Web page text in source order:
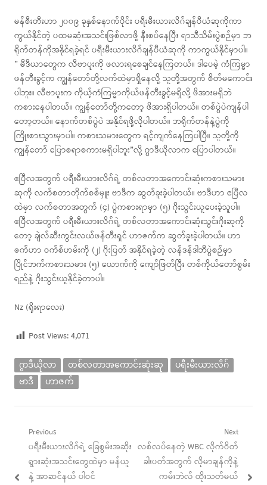
မန်စီးတီးဟာ ၂၀၀၉ ခုနှစ်နောက်ပိုင်း ပရီးမီးယားလိဂ်ချန်ပီယံဆုကိုကာ
ကွယ်နိုင်တဲ့ ပထမဆုံးအသင်းဖြစ်လာဖို့ နီးစပ်နေပြီး ရာသီသိမ်းပွဲစဉ်မှာ ဘ
ရိုက်တန်ကိုအနိုင်ရခဲ့ရင် ပရီးမီးယားလိဂ်ချန်ပီယံဆုကို ကာကွယ်နိုင်မှာပါ။
” မီဒီယာတွေက လီဗာပူးကို ဖလားရစေချင်နေကြတယ်။ ဒါပေမဲ့ ကံကြမ္မာ
ဖန်တီးခွင့်က ကျွန်တော်တို့လက်ထဲမှာရှိနေလို့ သူတို့အတွက် စိတ်မကောင်း
ပါဘူး။ လီဗာပူးက ကိုယ့်ကံကြမ္မာကိုယ်ဖန်တီးခွင့်မရှိလို့ ဖိအားမရှိဘဲ
ကစားနေပါတယ်။ ကျွန်တော်တို့ကတော့ ဖိအားရှိပါတယ်။ တစ်ပွဲပဲကျန်ပါ
တော့တယ်။ နောက်တစ်ပွဲပဲ အနိုင်ရဖို့လိုပါတယ်။ ဘရိုက်တန်နဲ့ပွဲကို
ကြိုးစားသွားမှာပါ။ ကစားသမားတွေက ရင့်ကျက်နေကြပါပြီ။ သူတို့ကို
ကျွန်တော် ပြောစရာစကားမရှိပါဘူး”လို့ ဂွာဒီယိုလာက ပြောပါတယ်။
ဧပြီလအတွက် ပရီးမီးယားလိဂ်ရဲ့ တစ်လတာအကောင်းဆုံးကစားသမား
ဆုကို လက်စတာတိုက်စစ်မှူး ဗာဒီက ဆွတ်ခူးခဲ့ပါတယ်။ ဗာဒီဟာ ဧပြီလ
ထဲမှာ လက်စတာအတွက် (၄) ပွဲကစားရာမှာ (၅) ဂိုးသွင်းယူပေးခဲ့သူပါ။
ဧပြီလအတွက် ပရီးမီးယားလိဂ်ရဲ့ တစ်လတာအကောင်းဆုံးသွင်းဂိုးဆုကို
တော့ ချဲလ်ဆီးကွင်းလယ်ဖန်တီးရှင် ဟာဇက်က ဆွတ်ခူးခဲ့ပါတယ်။ ဟာ
ဇက်ဟာ ဝက်စ်ဟမ်းကို (၂) ဂိုးပြတ် အနိုင်ရခဲ့တဲ့ လန်ဒန်ဒါဘီပွဲစဉ်မှာ
ပြိုင်ဘက်ကစားသမား (၅) ယောက်ကို ကျော်ဖြတ်ပြီး တစ်ကိုယ်တော်စွမ်း
ရည်နဲ့ ဂိုးသွင်းယူနိုင်ခဲ့တာပါ။
Nz (ရိုးရာလေး)
Post Views:4,071
ဂွာဒီယိုလာ တစ်လတာအကောင်းဆုံးဆု
ပရီးမီးယားလိဂ်
ဗာဒီ
ဟာဇက်
Post
navigation
Previous
Previous
post:
ပရီးမီးယားလိဂ်ရဲ့ ခြေစွမ်းအဆိုး
ရွားဆုံးအသင်းတွေထဲမှာ မန်ယူ
နဲ့ အာဆင်နယ် ပါဝင်
Next
Next
post:
လစ်လပ်နေတဲ့ WBC လိုက်ဝိတ်
ခါးပတ်အတွက် လိုမာချန်ကိုနဲ့
ကမ်းဘဲလ် ထိုးသတ်မယ်